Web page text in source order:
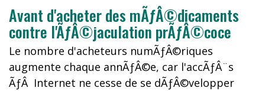
Avant d'acheter des mÃƒÂ©dicaments
contre l'ÃƒÂ©jaculation prÃƒÂ©coce
Le nombre d'acheteurs numÃƒÂ©riques
augmente chaque annÃƒÂ©e, car l'accÃƒÂ¨s
ÃƒÂ Internet ne cesse de se dÃƒÂ©velopper